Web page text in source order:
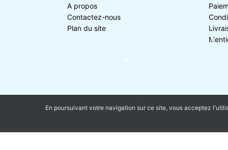
A propos
Contactez-nous
Plan du site
En poursuivant votre navigation sur ce site, vous acceptez